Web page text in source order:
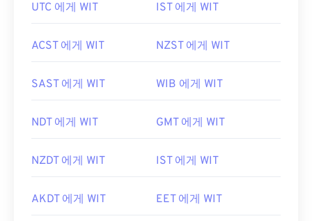
UTC 에게 WIT IST 에게 WIT
ACST 에게 WIT NZST 에게 WIT
SAST 에게 WIT WIB 에게 WIT
NDT 에게 WIT GMT 에게 WIT
NZDT 에게 WIT IST 에게 WIT
AKDT 에게 WIT EET 에게 WIT